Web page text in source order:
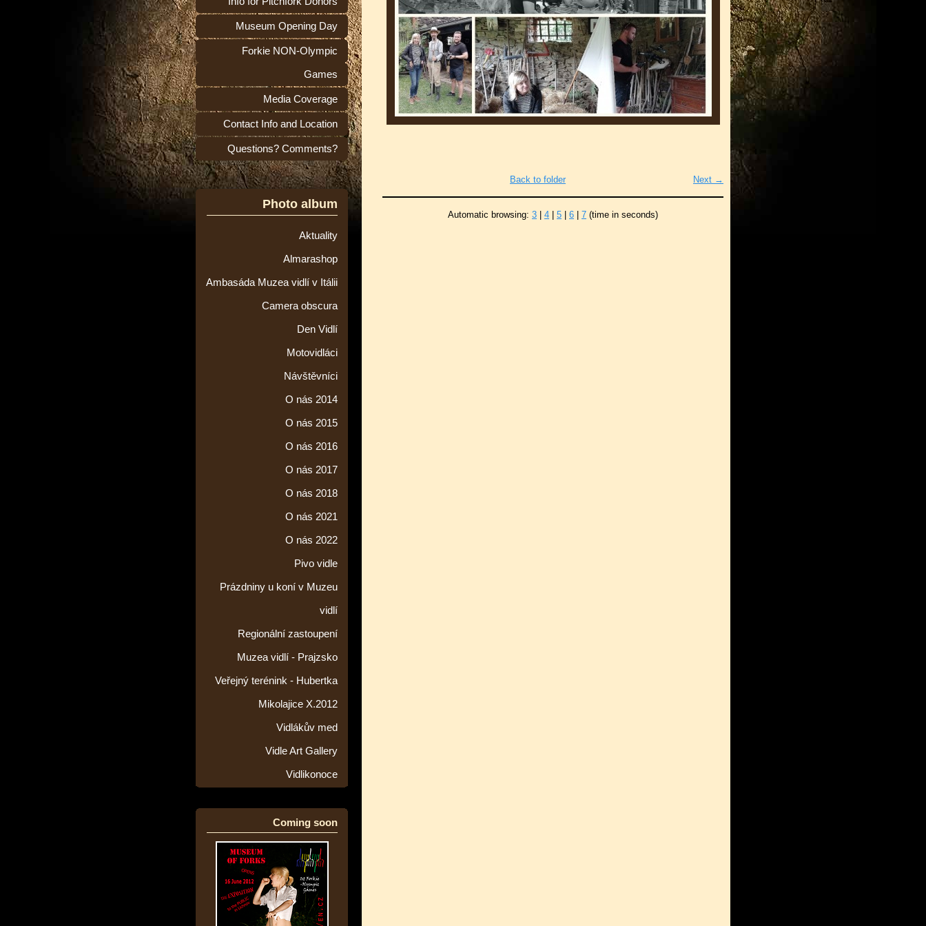
Museum Opening Day
Forkie NON-Olympic
Games
Media Coverage
Contact Info and Location
Questions? Comments?
Photo album
Aktuality
Almarashop
Ambasáda Muzea vidlí v Itálii
Camera obscura
Den Vidlí
Motovidláci
Návštěvníci
O nás 2014
O nás 2015
O nás 2016
O nás 2017
O nás 2018
O nás 2021
O nás 2022
Pivo vidle
Prázdniny u koní v Muzeu
vidlí
Regionální zastoupení
Muzea vidlí - Prajzsko
Veřejný terénink - Hubertka
Mikolajice X.2012
Vidlákův med
Vidle Art Gallery
Vidlikonoce
Coming soon
Next →
Back to folder
Automatic browsing: 3 4 5 6 7 (time in seconds)